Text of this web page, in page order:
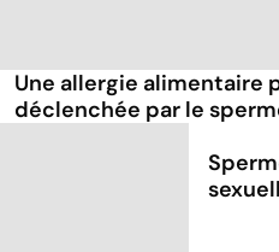
Une allergie alimentaire
déclenchée par le